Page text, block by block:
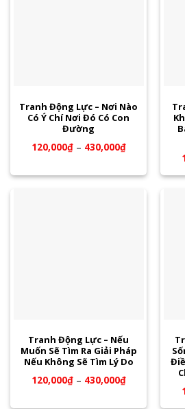
Tranh Động Lực – Nơi Nào
Có Ý Chí Nơi Đó Có Con
Đường
120,000₫– 430,000₫
Tranh Động Lực – Nếu
Muốn Sẽ Tìm Ra Giải Pháp
Nếu Không Sẽ Tìm Lý Do
120,000₫– 430,000₫